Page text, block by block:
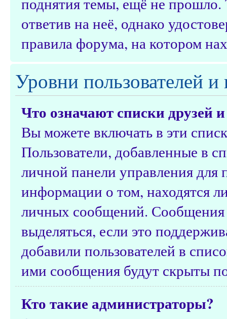
ответив на неё, однако
правила форума, на котором
Уровни пользователей
Что означают списки друзей
Вы можете включать в эти
Пользователи, добавленные в
личной панели управления для
информации о том, находятся
личных сообщений. Сообщения
выделяться, если это
добавили пользователей в
ими сообщения будут скрыты
Кто такие администраторы?